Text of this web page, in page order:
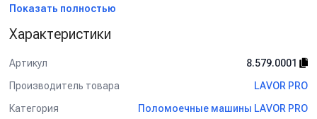
- Регулируемая скорость движения и подача воды.
- Благодаря большому значению давления на щетки(32
кг),достигается отличное качество уборки.
- Установлен поплавковый клапан, который при переполнении
работать продолжительное время без чувства усталости.
Показать полностью
Характеристики
Артикул
8.579.0001
Производитель товара
LAVOR PRO
Категория
Поломоечные машины LAVOR PRO